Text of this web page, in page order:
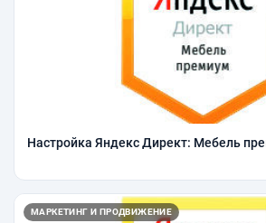
Настройка Яндекс Директ: Мебель
МАРКЕТИНГ И ПРОДВИЖЕНИЕ